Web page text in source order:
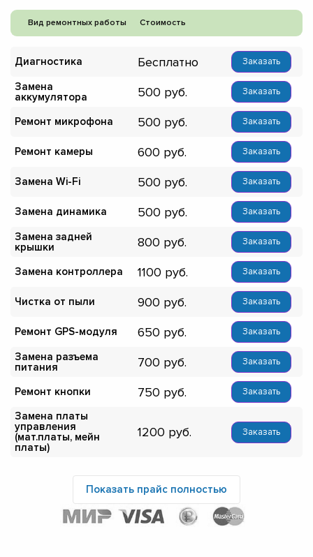
Вид ремонтных работы Стоимость
Диагностика Бесплатно Заказать
Замена
аккумулятора
500 Заказать
Ремонт микрофона 500 Заказать
Ремонт камеры 600 Заказать
Замена Wi-Fi 500 Заказать
Замена динамика 500 Заказать
Замена задней
крышки
800 Заказать
Замена контроллера 1100 Заказать
Чистка от пыли 900 Заказать
Ремонт GPS-модуля 650 Заказать
Замена разъема
питания
700 Заказать
Ремонт кнопки 750 Заказать
Замена платы
управления
(мат.платы, мейн
платы)
1200 Заказать
Показать прайс полностью